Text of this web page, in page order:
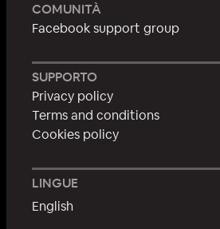
COMUNITÀ
Facebook support group
SUPPORTO
Privacy policy
Terms and conditions
Cookies policy
LINGUE
English